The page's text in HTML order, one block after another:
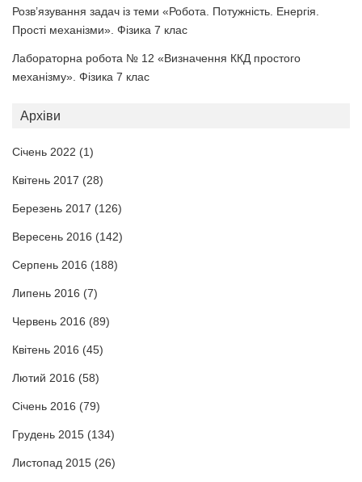
Розв’язування задач із теми «Робота. Потужність. Енергія.
Прості механізми». Фізика 7 клас
Лабораторна робота № 12 «Визначення ККД простого
механізму». Фізика 7 клас
Архіви
Січень 2022 (1)
Квітень 2017 (28)
Березень 2017 (126)
Вересень 2016 (142)
Серпень 2016 (188)
Липень 2016 (7)
Червень 2016 (89)
Квітень 2016 (45)
Лютий 2016 (58)
Січень 2016 (79)
Грудень 2015 (134)
Листопад 2015 (26)